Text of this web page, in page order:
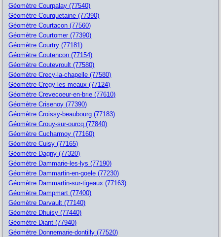
Géomètre Courpalay (77540)
Géomètre Courquetaine (77390)
Géomètre Courtacon (77560)
Géomètre Courtomer (77390)
Géomètre Courtry (77181)
Géomètre Coutencon (77154)
Géomètre Coutevroult (77580)
Géomètre Crecy-la-chapelle (77580)
Géomètre Cregy-les-meaux (77124)
Géomètre Crevecoeur-en-brie (77610)
Géomètre Crisenoy (77390)
Géomètre Croissy-beaubourg (77183)
Géomètre Crouy-sur-ourcq (77840)
Géomètre Cucharmoy (77160)
Géomètre Cuisy (77165)
Géomètre Dagny (77320)
Géomètre Dammarie-les-lys (77190)
Géomètre Dammartin-en-goele (77230)
Géomètre Dammartin-sur-tigeaux (77163)
Géomètre Dampmart (77400)
Géomètre Darvault (77140)
Géomètre Dhuisy (77440)
Géomètre Diant (77940)
Géomètre Donnemarie-dontilly (77520)